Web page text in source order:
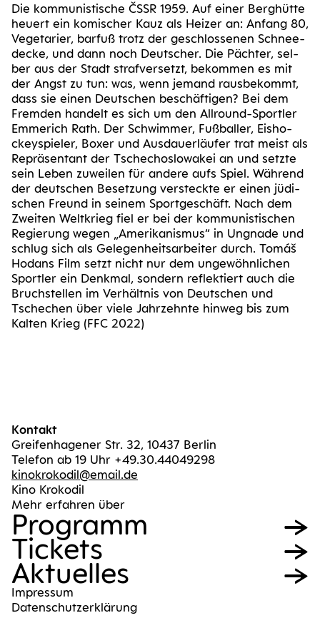
Die kom­mu­nis­ti­sche ČSSR 1959. Auf einer Berg­hüt­te
heu­ert ein komi­scher Kauz als Hei­zer an: Anfang 80,
Vege­ta­ri­er, bar­fuß trotz der geschlos­se­nen Schnee­
de­cke, und dann noch Deut­scher. Die Päch­ter, sel­
ber aus der Stadt straf­ver­setzt, bekom­men es mit
der Angst zu tun: was, wenn jemand raus­be­kommt,
dass sie einen Deut­schen beschäf­ti­gen? Bei dem
Frem­den han­delt es sich um den All­round-Sport­ler
Emme­rich Rath. Der Schwim­mer, Fuß­bal­ler, Eis­ho­
ckey­spie­ler, Boxer und Aus­dau­er­läu­fer trat meist als
Reprä­sen­tant der Tsche­cho­slo­wa­kei an und setz­te
sein Leben zuwei­len für ande­re aufs Spiel. Wäh­rend
der deut­schen Beset­zung ver­steck­te er einen jüdi­
schen Freund in sei­nem Sport­ge­schäft. Nach dem
Zwei­ten Welt­krieg fiel er bei der kom­mu­nis­ti­schen
Regie­rung wegen „Ame­ri­ka­nis­mus“ in Ungna­de und
schlug sich als Gele­gen­heits­ar­bei­ter durch. Tomáš
Hodans Film setzt nicht nur dem unge­wöhn­li­chen
Sport­ler ein Denk­mal, son­dern reflek­tiert auch die
Bruch­stel­len im Ver­hält­nis von Deut­schen und
Tsche­chen über vie­le Jahr­zehn­te hin­weg bis zum
Kal­ten Krieg (FFC 2022)
Kontakt
Greifenhagener Str. 32, 10437 Berlin
Telefon ab 19 Uhr +49.30.44049298
kinokrokodil@email.de
Kino Krokodil
Mehr erfahren über
Pro­gramm
Tickets
Aktu­el­les
Impres­sum
Daten­schutz­er­klä­rung